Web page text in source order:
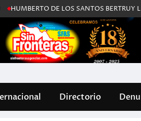
DE LOS SANTOS BERTRUY LLAMA
Directorio